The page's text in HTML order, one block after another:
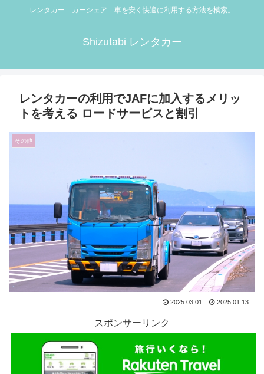
レンタカー カーシェア 車を安く快適に利用する方法を模索。
Shizutabi レンタカー
レンタカーの利用でJAFに加入するメリッ
トを考える ロードサービスと割引
その他
2025.03.01 2025.01.13
スポンサーリンク